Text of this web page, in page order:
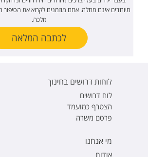
מיוחדים אינם מחלה. אתם מוזמנים לקרוא את
מלכה.
לכתבה המלאה
לוחות דרושים בחינוך
לוח דרושים
הצטרף כמועמד
פרסם משרה
מי אנחנו
אודות